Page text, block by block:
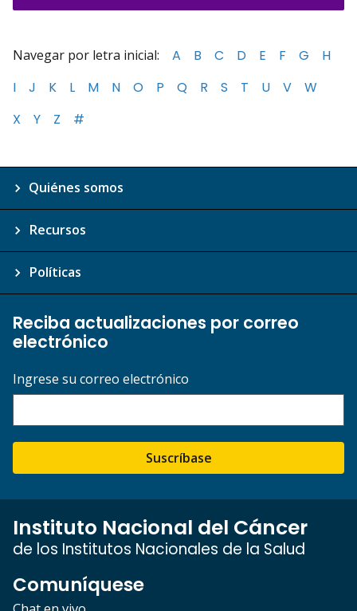
Navegar por letra inicial: A B C D E F G
H
I
J K L M N O P Q R S T U V
W
X
Y Z #
Quiénes somos
Recursos
Políticas
Reciba actualizaciones por correo
electrónico
Ingrese su correo electrónico
Suscríbase
Instituto Nacional del Cáncer
de los Institutos Nacionales de la Salud
Comuníquese